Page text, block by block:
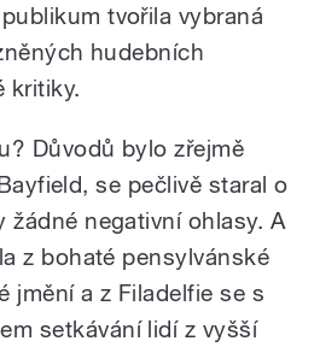
tvořila vybraná
hudebních
kritiky.
Důvodů bylo zřejmě
se pečlivě staral o
negativní ohlasy. A
z bohaté pensylvánské
jmění a z Filadelfie se s
setkávání lidí z vyšší